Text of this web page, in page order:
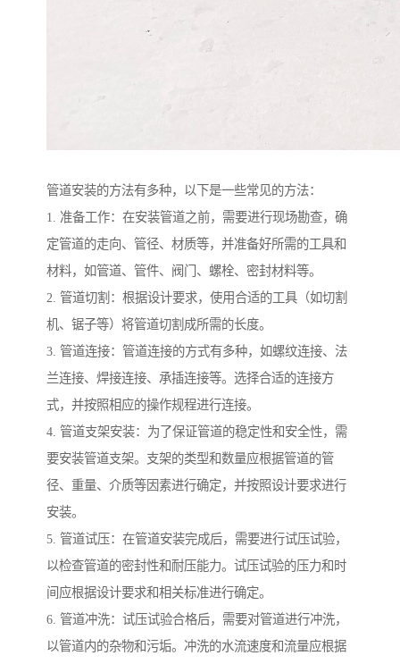
管道安装的方法有多种，以下是一些常见的方法：
1. 准备工作：在安装管道之前，需要进行现场勘查，确
定管道的走向、管径、材质等，并准备好所需的工具和
材料，如管道、管件、阀门、螺栓、密封材料等。
2. 管道切割：根据设计要求，使用合适的工具（如切割
机、锯子等）将管道切割成所需的长度。
3. 管道连接：管道连接的方式有多种，如螺纹连接、法
兰连接、焊接连接、承插连接等。选择合适的连接方
式，并按照相应的操作规程进行连接。
4. 管道支架安装：为了保证管道的稳定性和安全性，需
要安装管道支架。支架的类型和数量应根据管道的管
径、重量、介质等因素进行确定，并按照设计要求进行
安装。
5. 管道试压：在管道安装完成后，需要进行试压试验，
以检查管道的密封性和耐压能力。试压试验的压力和时
间应根据设计要求和相关标准进行确定。
6. 管道冲洗：试压试验合格后，需要对管道进行冲洗，
以管道内的杂物和污垢。冲洗的水流速度和流量应根据